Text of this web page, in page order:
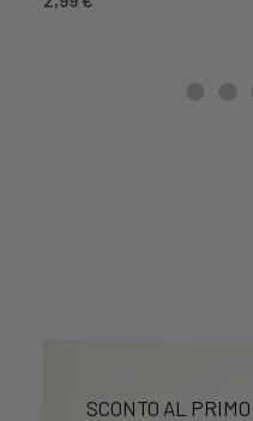
SCONTO AL